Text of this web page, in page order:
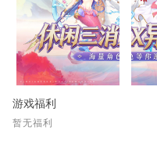
游戏福利
暂无福利